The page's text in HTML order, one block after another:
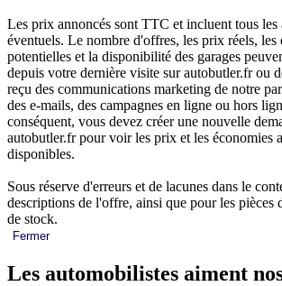
Les prix annoncés sont TTC et incluent tous les
éventuels. Le nombre d'offres, les prix réels, les
potentielles et la disponibilité des garages
depuis votre dernière visite sur autobutler.fr ou
reçu des communications marketing de notre
des e-mails, des campagnes en ligne ou hors
conséquent, vous devez créer une nouvelle
autobutler.fr pour voir les prix et les économies
disponibles.
Sous réserve d'erreurs et de lacunes dans le
descriptions de l'offre, ainsi que pour les pièces
de stock.
Fermer
Les automobilistes aiment